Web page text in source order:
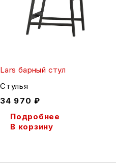
Lars барный стул
Стулья
34 970 ₽
Подробнее
В корзину